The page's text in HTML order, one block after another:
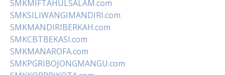
SMKMIFTAHULSALAM.com
SMKSILIWANGIMANDIRI.com
SMKMANDIRIBERKAH.com
SMKCBTBEKASI.com
SMKMANAROFA.com
SMKPGRIBOJONGMANGU.com